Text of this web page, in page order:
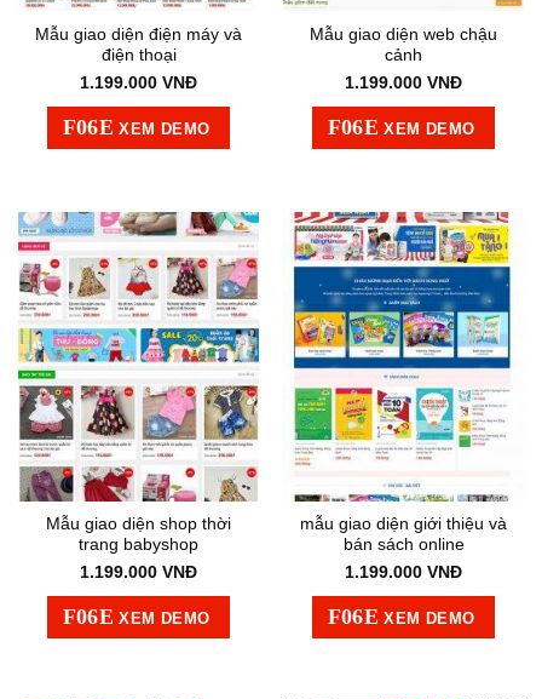
Mẫu giao diện điện máy và
điện thoại
1.199.000 VNĐ
XEM DEMO
Mẫu giao diện web chậu
cảnh
1.199.000 VNĐ
XEM DEMO
Mẫu giao diện shop thời
trang babyshop
1.199.000 VNĐ
XEM DEMO
mẫu giao diện giới thiệu và
bán sách online
1.199.000 VNĐ
XEM DEMO